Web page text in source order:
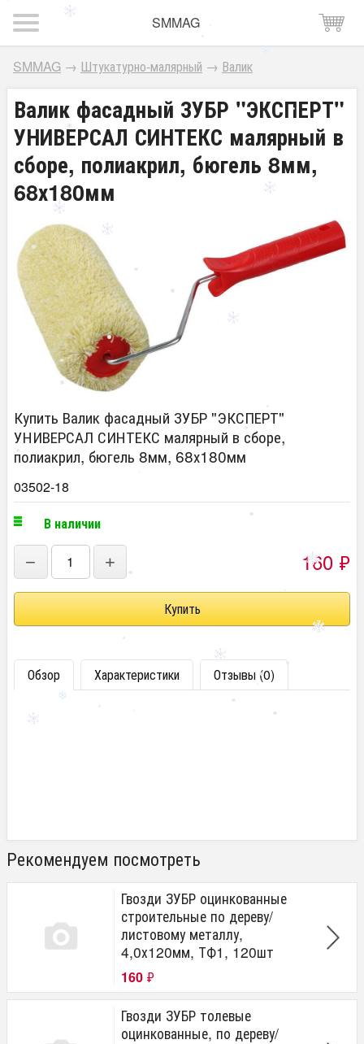
SMMAG
SMMAG → Штукатурно-малярный → Валик
Валик фасадный ЗУБР "ЭКСПЕРТ"
УНИВЕРСАЛ СИНТЕКС малярный в
сборе, полиакрил, бюгель 8мм,
68х180мм
Купить Валик фасадный ЗУБР "ЭКСПЕРТ"
УНИВЕРСАЛ СИНТЕКС малярный в сборе,
полиакрил, бюгель 8мм, 68х180мм
03502-18
В наличии
− + 160 ₽
Обзор Характеристики Отзывы (0)
Рекомендуем посмотреть
Гвозди ЗУБР оцинкованные
строительные по дереву/
листовому металлу,
4,0х120мм, ТФ1, 120шт
160 ₽
Гвозди ЗУБР толевые
оцинкованные, по дереву/